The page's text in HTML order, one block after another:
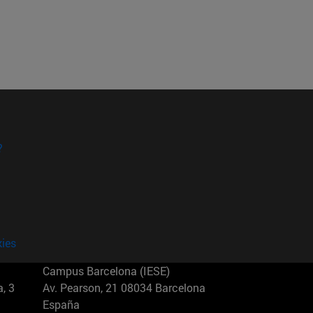
3
Campus Barcelona (IESE)
Av. Pearson, 21 08034 Barcelona
España